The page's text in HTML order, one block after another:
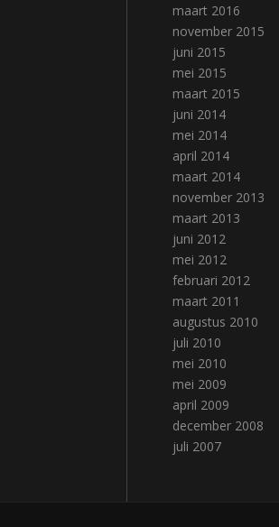
maart 2016
november 2015
juni 2015
mei 2015
maart 2015
juni 2014
mei 2014
april 2014
maart 2014
november 2013
maart 2013
juni 2012
mei 2012
februari 2012
maart 2011
augustus 2010
juli 2010
mei 2010
mei 2009
april 2009
december 2008
juli 2007